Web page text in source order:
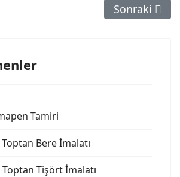
İstanbul Noktasal Su Kaçağı
Sonraki
Sonraki
Tamiri
Bere İmalatı
Tişört İmalatı